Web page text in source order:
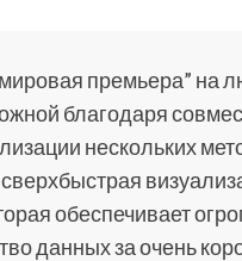
премьера” на
благодаря
нескольких
обеспечивает
данных за очень